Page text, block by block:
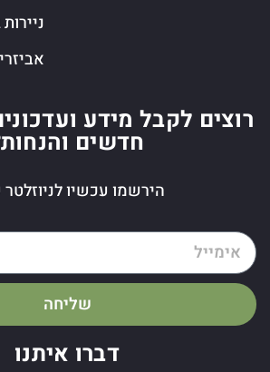
רוצים לקבל מידע
חדשים
הירשמו עכשיו לניוזלטר
שליחה
דברו איתנו